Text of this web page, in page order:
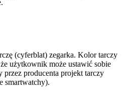
(cyferblat) zegarka. Kolor tarczy
użytkownik może ustawić sobie
przez producenta projekt tarczy
smartwatchy).